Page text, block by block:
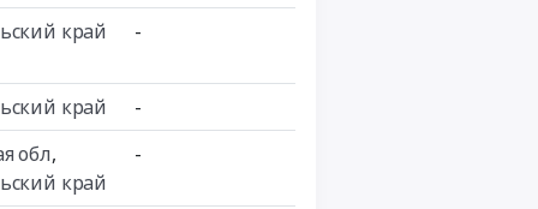
край -
край
-
обл,
край
-